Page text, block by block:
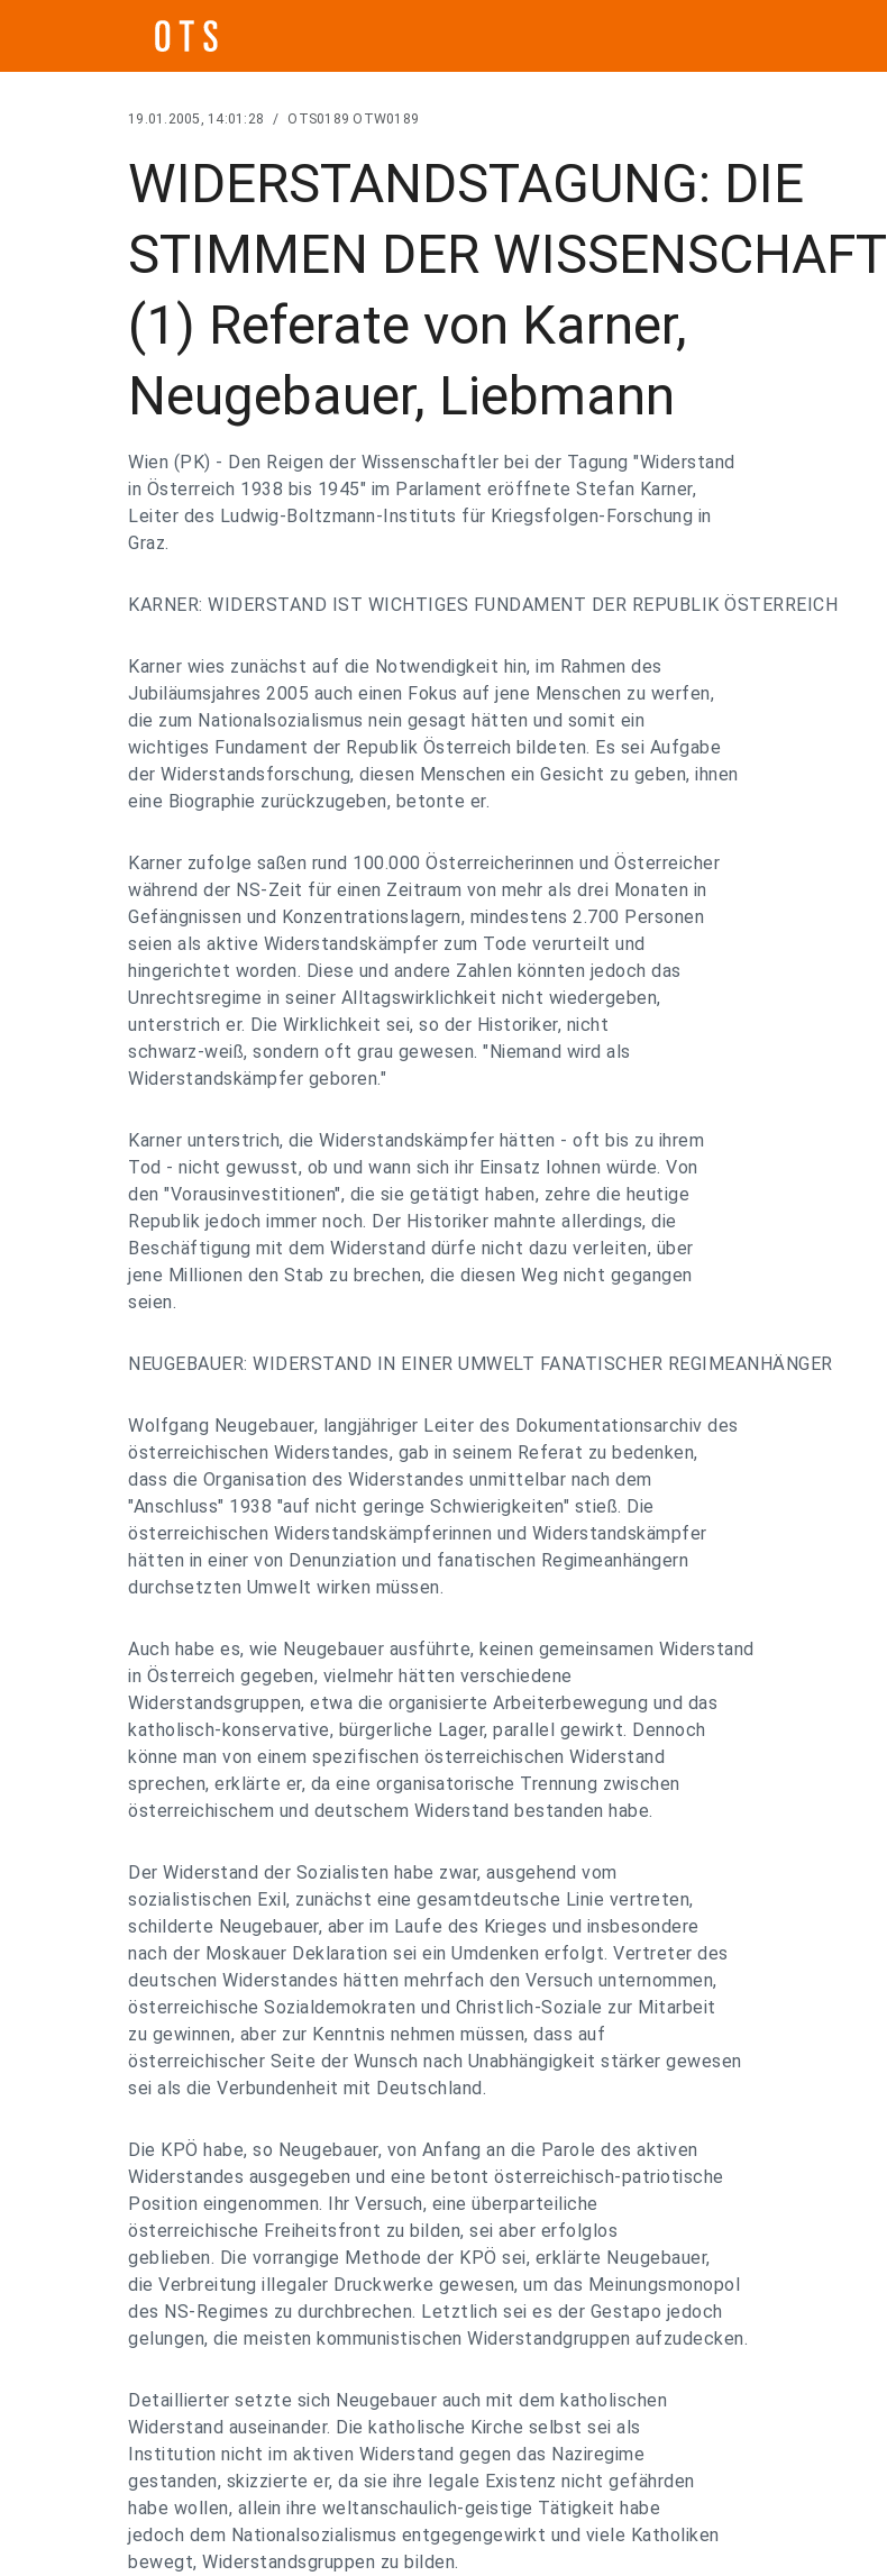
19.01.2005, 14:01:28 / OTS0189 OTW0189
WIDERSTANDSTAGUNG: DIE
STIMMEN DER WISSENSCHAFT
(1) Referate von Karner,
Neugebauer, Liebmann
Wien (PK) - Den Reigen der Wissenschaftler bei der Tagung "Widerstand
in Österreich 1938 bis 1945" im Parlament eröffnete Stefan Karner,
Leiter des Ludwig-Boltzmann-Instituts für Kriegsfolgen-Forschung in
Graz.
KARNER: WIDERSTAND IST WICHTIGES FUNDAMENT DER REPUBLIK ÖSTERREICH
Karner wies zunächst auf die Notwendigkeit hin, im Rahmen des
Jubiläumsjahres 2005 auch einen Fokus auf jene Menschen zu werfen,
die zum Nationalsozialismus nein gesagt hätten und somit ein
wichtiges Fundament der Republik Österreich bildeten. Es sei Aufgabe
der Widerstandsforschung, diesen Menschen ein Gesicht zu geben, ihnen
eine Biographie zurückzugeben, betonte er.
Karner zufolge saßen rund 100.000 Österreicherinnen und Österreicher
während der NS-Zeit für einen Zeitraum von mehr als drei Monaten in
Gefängnissen und Konzentrationslagern, mindestens 2.700 Personen
seien als aktive Widerstandskämpfer zum Tode verurteilt und
hingerichtet worden. Diese und andere Zahlen könnten jedoch das
Unrechtsregime in seiner Alltagswirklichkeit nicht wiedergeben,
unterstrich er. Die Wirklichkeit sei, so der Historiker, nicht
schwarz-weiß, sondern oft grau gewesen. "Niemand wird als
Widerstandskämpfer geboren."
Karner unterstrich, die Widerstandskämpfer hätten - oft bis zu ihrem
Tod - nicht gewusst, ob und wann sich ihr Einsatz lohnen würde. Von
den "Vorausinvestitionen", die sie getätigt haben, zehre die heutige
Republik jedoch immer noch. Der Historiker mahnte allerdings, die
Beschäftigung mit dem Widerstand dürfe nicht dazu verleiten, über
jene Millionen den Stab zu brechen, die diesen Weg nicht gegangen
seien.
NEUGEBAUER: WIDERSTAND IN EINER UMWELT FANATISCHER REGIMEANHÄNGER
Wolfgang Neugebauer, langjähriger Leiter des Dokumentationsarchiv des
österreichischen Widerstandes, gab in seinem Referat zu bedenken,
dass die Organisation des Widerstandes unmittelbar nach dem
"Anschluss" 1938 "auf nicht geringe Schwierigkeiten" stieß. Die
österreichischen Widerstandskämpferinnen und Widerstandskämpfer
hätten in einer von Denunziation und fanatischen Regimeanhängern
durchsetzten Umwelt wirken müssen.
Auch habe es, wie Neugebauer ausführte, keinen gemeinsamen Widerstand
in Österreich gegeben, vielmehr hätten verschiedene
Widerstandsgruppen, etwa die organisierte Arbeiterbewegung und das
katholisch-konservative, bürgerliche Lager, parallel gewirkt. Dennoch
könne man von einem spezifischen österreichischen Widerstand
sprechen, erklärte er, da eine organisatorische Trennung zwischen
österreichischem und deutschem Widerstand bestanden habe.
Der Widerstand der Sozialisten habe zwar, ausgehend vom
sozialistischen Exil, zunächst eine gesamtdeutsche Linie vertreten,
schilderte Neugebauer, aber im Laufe des Krieges und insbesondere
nach der Moskauer Deklaration sei ein Umdenken erfolgt. Vertreter des
deutschen Widerstandes hätten mehrfach den Versuch unternommen,
österreichische Sozialdemokraten und Christlich-Soziale zur Mitarbeit
zu gewinnen, aber zur Kenntnis nehmen müssen, dass auf
österreichischer Seite der Wunsch nach Unabhängigkeit stärker gewesen
sei als die Verbundenheit mit Deutschland.
Die KPÖ habe, so Neugebauer, von Anfang an die Parole des aktiven
Widerstandes ausgegeben und eine betont österreichisch-patriotische
Position eingenommen. Ihr Versuch, eine überparteiliche
österreichische Freiheitsfront zu bilden, sei aber erfolglos
geblieben. Die vorrangige Methode der KPÖ sei, erklärte Neugebauer,
die Verbreitung illegaler Druckwerke gewesen, um das Meinungsmonopol
des NS-Regimes zu durchbrechen. Letztlich sei es der Gestapo jedoch
gelungen, die meisten kommunistischen Widerstandgruppen aufzudecken.
Detaillierter setzte sich Neugebauer auch mit dem katholischen
Widerstand auseinander. Die katholische Kirche selbst sei als
Institution nicht im aktiven Widerstand gegen das Naziregime
gestanden, skizzierte er, da sie ihre legale Existenz nicht gefährden
habe wollen, allein ihre weltanschaulich-geistige Tätigkeit habe
jedoch dem Nationalsozialismus entgegengewirkt und viele Katholiken
bewegt, Widerstandsgruppen zu bilden.